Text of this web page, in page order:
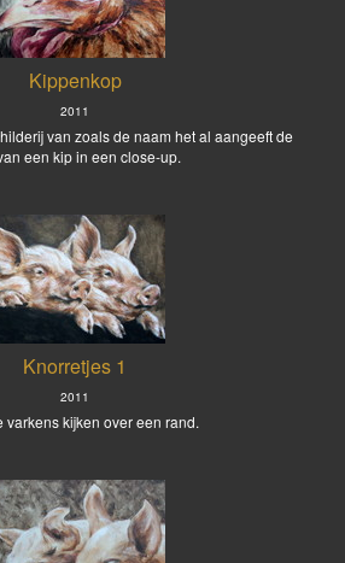
Kippenkop
2011
van zoals de naam het al aangeeft de
een kip in een close-up.
Knorretjes 1
2011
varkens kijken over een rand.